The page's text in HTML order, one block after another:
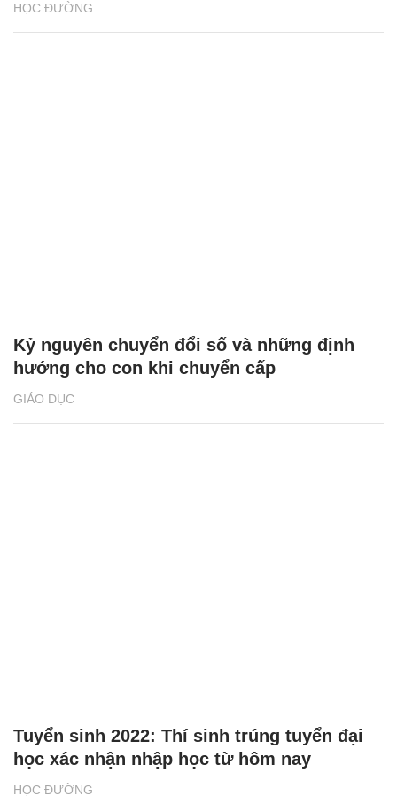
HỌC ĐƯỜNG
GIÁO DỤC
Kỷ nguyên chuyển đổi số và những định
hướng cho con khi chuyển cấp
HỌC ĐƯỜNG
Tuyển sinh 2022: Thí sinh trúng tuyển đại
học xác nhận nhập học từ hôm nay